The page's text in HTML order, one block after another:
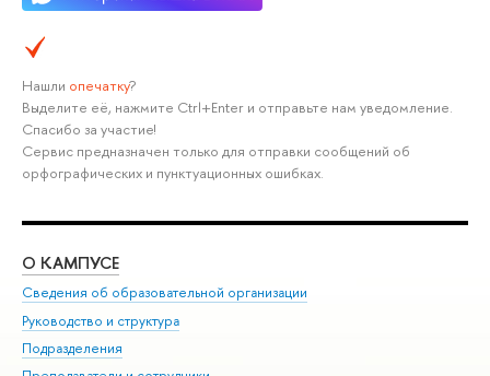
Нашли опечатку?
Выделите её, нажмите Ctrl+Enter и отправьте нам уведомление.
Спасибо за участие!
Сервис предназначен только для отправки сообщений об
орфографических и пунктуационных ошибках.
О КАМПУСЕ
Сведения об образовательной организации
Руководство и структура
Подразделения